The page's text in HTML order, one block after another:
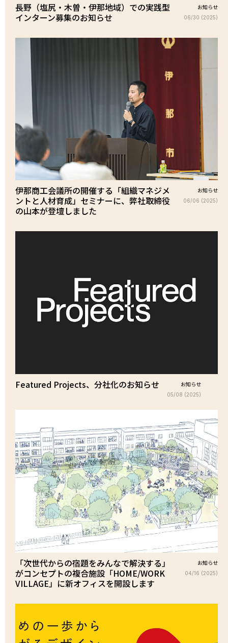
長野（塩尻・木曽・伊那地域）での実践型
インターン募集のお知らせ
お知らせ
06/30 (2025)
伊那商工会議所の開催する「組織マネジメ
ントと人材育成」セミナーに、弊社取締役
の山本が登壇しました
お知らせ
06/06 (2025)
Featured Projects、分社化のお知らせ お知らせ
05/08 (2025)
「次世代からの宿題をみんなで解決する」
がコンセプトの複合施設「HOME/WORK
VILLAGE」に新オフィスを開設します
お知らせ
04/16 (2025)